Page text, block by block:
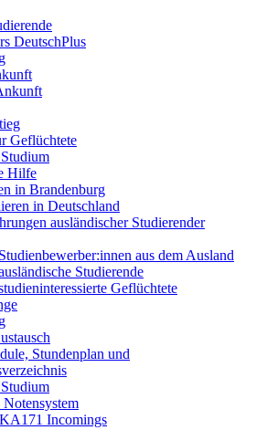
DeutschPlus
Geflüchtete
Hilfe
in Brandenburg
in Deutschland
ausländischer Studierender
aus dem Ausland
Studierende
Geflüchtete
Stundenplan und
Incomings